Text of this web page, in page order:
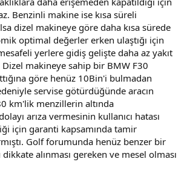
Benzinli makine ise kısa süreli
dizel makineye göre daha kısa sürede
optimal değerler erken ulaştığı için
yerlere gidiş gelişte daha az yakıt
makineye sahip bir BMW F30
göre henüz 10Bin'i bulmadan
servise götürdüğünde aracın
km'lik menzillerin altında
arıza vermesinin kullanıcı hatası
için garanti kapsamında tamir
Golf forumunda henüz benzer bir
alınması gereken ve mesel olması